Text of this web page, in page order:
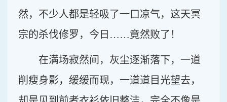
然，不少人都是轻吸了一口凉气，这天冥
宗的杀伐修罗，今日……竟然败了！
在满场寂然间，灰尘逐渐落下，一道
削瘦身影，缓缓而现，一道道目光望去，